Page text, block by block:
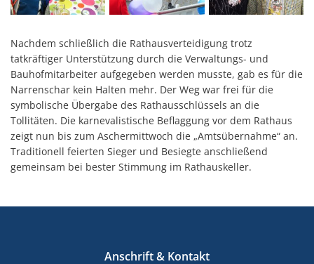
Nachdem schließlich die Rathausverteidigung trotz
tatkräftiger Unterstützung durch die Verwaltungs- und
Bauhofmitarbeiter aufgegeben werden musste, gab es für die
Narrenschar kein Halten mehr. Der Weg war frei für die
symbolische Übergabe des Rathausschlüssels an die
Tollitäten. Die karnevalistische Beflaggung vor dem Rathaus
zeigt nun bis zum Aschermittwoch die „Amtsübernahme“ an.
Traditionell feierten Sieger und Besiegte anschließend
gemeinsam bei bester Stimmung im Rathauskeller.
Anschrift & Kontakt